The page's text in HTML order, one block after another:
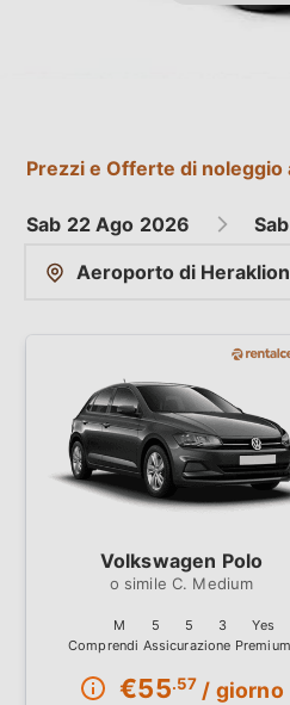
Prezzi e Offerte di noleggio
Sab 22 Ago 2026 Sab
Aeroporto di Heraklion
€55.57 / giorno
M 5 5 3 Yes
Volkswagen Polo
C. Medium